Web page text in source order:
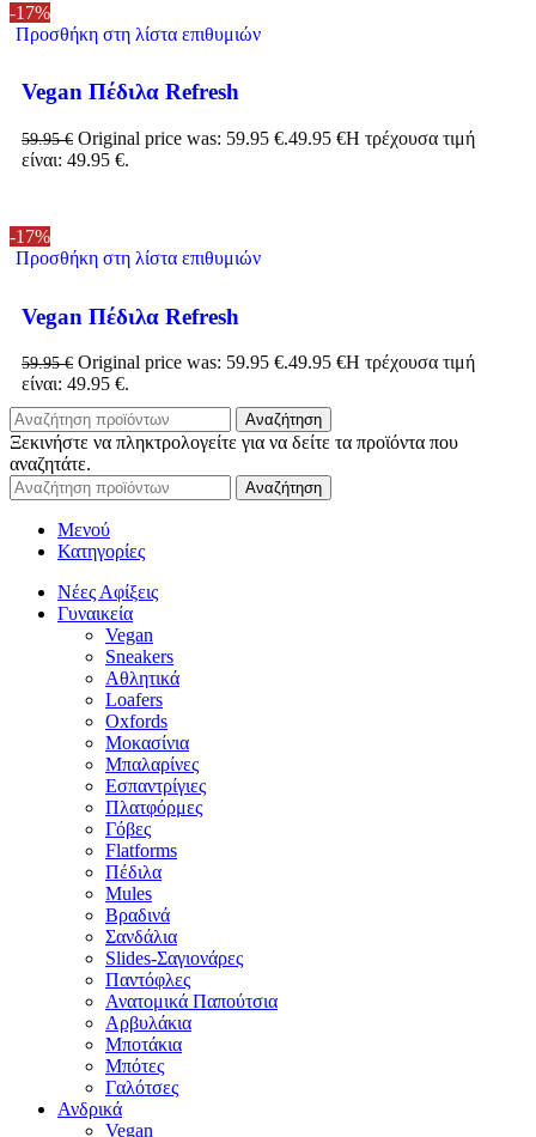
-17%
Προσθήκη στη λίστα επιθυμιών
Vegan Πέδιλα Refresh
59.95€ Original price was: 59.95 €.49.95 €Η τρέχουσα τιμή
είναι: 49.95 €.
-17%
Προσθήκη στη λίστα επιθυμιών
Vegan Πέδιλα Refresh
59.95€ Original price was: 59.95 €.49.95 €Η τρέχουσα τιμή
είναι: 49.95 €.
Αναζήτηση
Ξεκινήστε να πληκτρολογείτε για να δείτε τα προϊόντα που
αναζητάτε.
Αναζήτηση
Μενού
Κατηγορίες
Νέες Αφίξεις
Γυναικεία
Vegan
Sneakers
Αθλητικά
Loafers
Oxfords
Μοκασίνια
Μπαλαρίνες
Εσπαντρίγιες
Πλατφόρμες
Γόβες
Flatforms
Πέδιλα
Mules
Βραδινά
Σανδάλια
Slides-Σαγιονάρες
Παντόφλες
Ανατομικά Παπούτσια
Αρβυλάκια
Μποτάκια
Μπότες
Γαλότσες
Ανδρικά
Vegan